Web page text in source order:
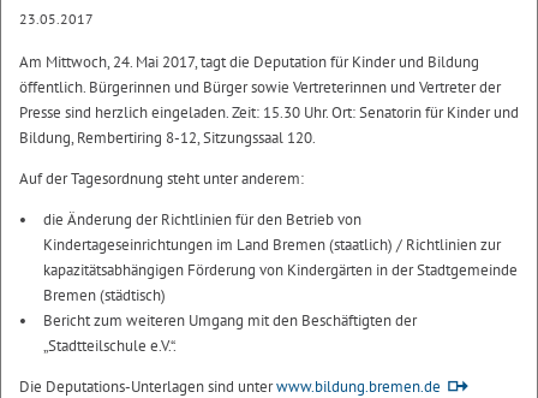
23.05.2017
Am Mittwoch, 24. Mai 2017, tagt die Deputation für Kinder und Bildung
öffentlich. Bürgerinnen und Bürger sowie Vertreterinnen und Vertreter der
Presse sind herzlich eingeladen. Zeit: 15.30 Uhr. Ort: Senatorin für Kinder und
Bildung, Rembertiring 8-12, Sitzungssaal 120.
Auf der Tagesordnung steht unter anderem:
die Änderung der Richtlinien für den Betrieb von
Kindertageseinrichtungen im Land Bremen (staatlich) / Richtlinien zur
kapazitätsabhängigen Förderung von Kindergärten in der Stadtgemeinde
Bremen (städtisch)
Bericht zum weiteren Umgang mit den Beschäftigten der
„Stadtteilschule e.V.“.
Die Deputations-Unterlagen sind unterwww.bildung.bremen.de